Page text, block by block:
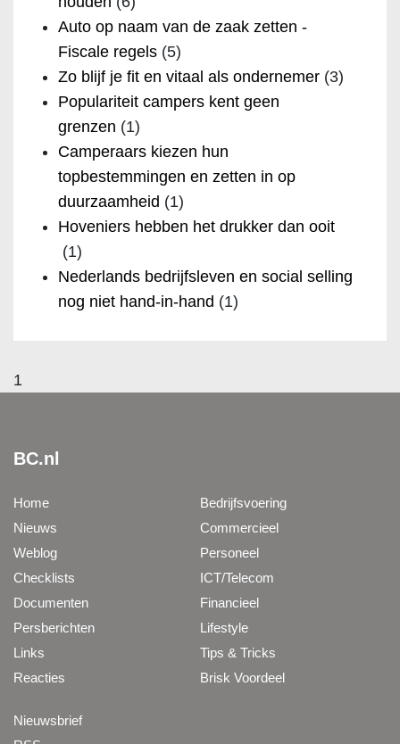
Auto op naam van de zaak zetten -
Fiscale regels (5)
Zo blijf je fit en vitaal als ondernemer (3)
Populariteit campers kent geen
grenzen (1)
Camperaars kiezen hun
topbestemmingen en zetten in op
duurzaamheid (1)
Hoveniers hebben het drukker dan ooit
(1)
Nederlands bedrijfsleven en social selling
nog niet hand-in-hand (1)
1
BC.nl
Home
Nieuws
Weblog
Checklists
Documenten
Persberichten
Links
Reacties
Bedrijfsvoering
Commercieel
Personeel
ICT/Telecom
Financieel
Lifestyle
Tips & Tricks
Brisk Voordeel
Nieuwsbrief